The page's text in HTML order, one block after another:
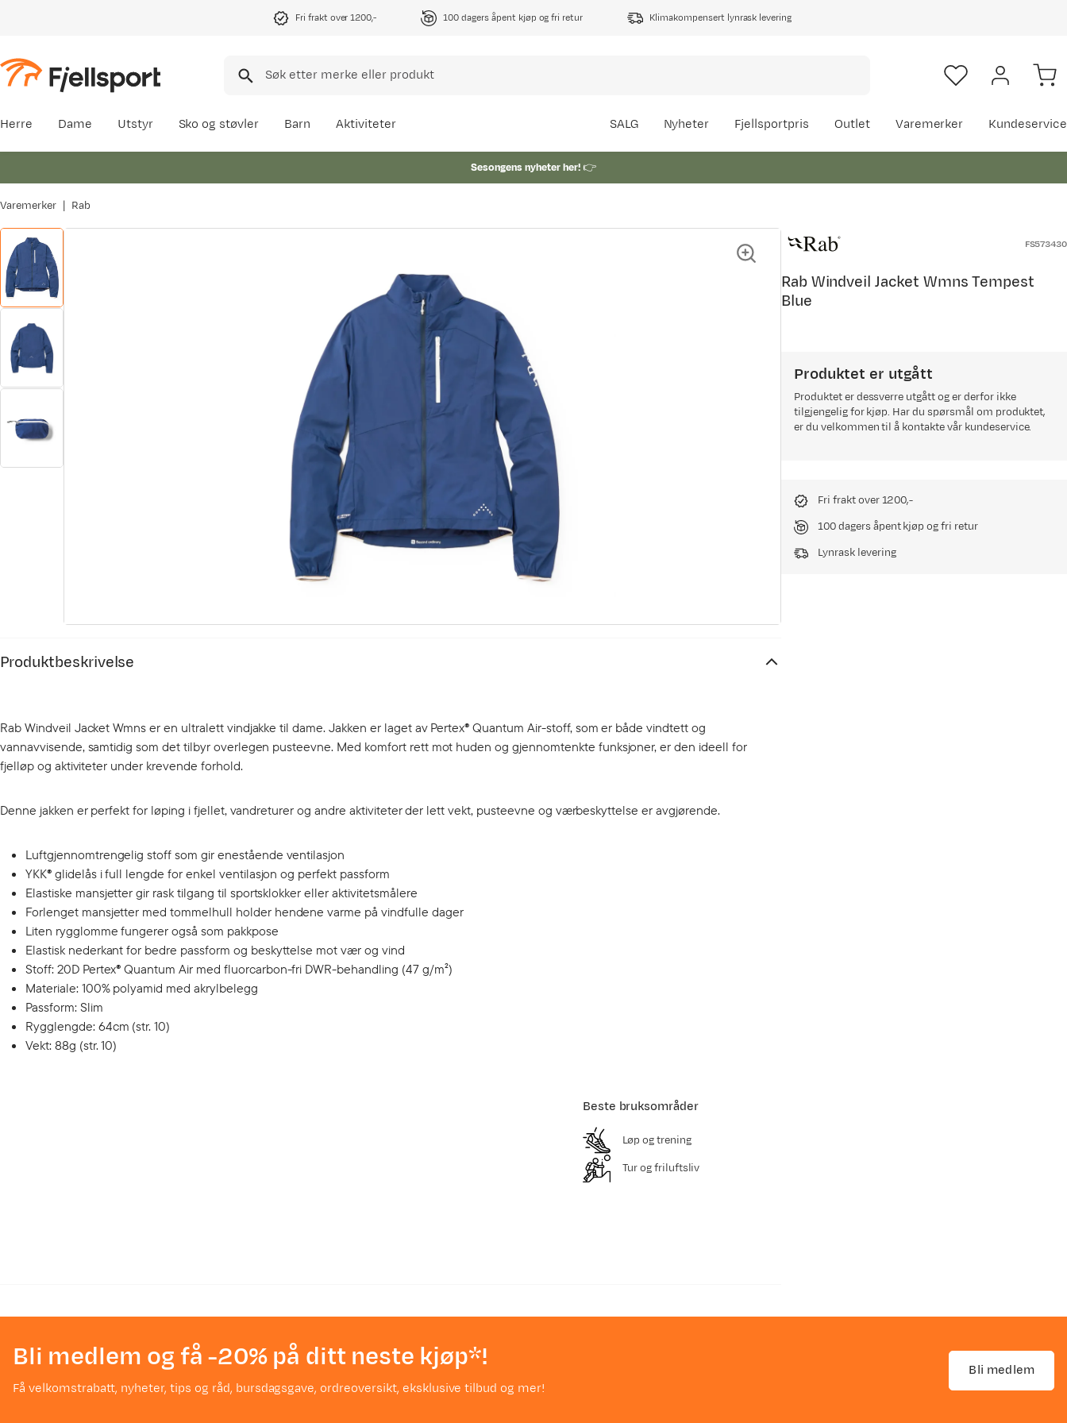
Fri frakt over 1200,- 100 dagers åpent kjøp og fri retur Klimakompensert lynrask levering
Herre Dame Utstyr Sko og støvler Barn Aktiviteter SALG Nyheter Fjellsportpris Outlet Varemerker Kundeservice
Sesongens nyheter her!👉
Varemerker Rab
Produktbeskrivelse
Rab Windveil Jacket Wmns er en ultralett vindjakke til dame. Jakken er laget av Pertex® Quantum Air-stoff, som er både vindtett og
vannavvisende, samtidig som det tilbyr overlegen pusteevne. Med komfort rett mot huden og gjennomtenkte funksjoner, er den ideell for
fjelløp og aktiviteter under krevende forhold.
Denne jakken er perfekt for løping i fjellet, vandreturer og andre aktiviteter der lett vekt, pusteevne og værbeskyttelse er avgjørende.
Luftgjennomtrengelig stoff som gir enestående ventilasjon
YKK® glidelås i full lengde for enkel ventilasjon og perfekt passform
Elastiske mansjetter gir rask tilgang til sportsklokker eller aktivitetsmålere
Forlenget mansjetter med tommelhull holder hendene varme på vindfulle dager
Liten rygglomme fungerer også som pakkpose
Elastisk nederkant for bedre passform og beskyttelse mot vær og vind
Stoff: 20D Pertex® Quantum Air med fluorcarbon-fri DWR-behandling (47 g/m²)
Materiale: 100% polyamid med akrylbelegg
Passform: Slim
Rygglengde: 64cm (str. 10)
Vekt: 88g (str. 10)
Beste bruksområder
Løp og trening
Tur og friluftsliv
FS573430
Rab Windveil Jacket Wmns Tempest
Blue
Produktet er utgått
Produktet er dessverre utgått og er derfor ikke
tilgjengelig for kjøp. Har du spørsmål om produktet,
er du velkommen til å kontakte vår kundeservice.
Fri frakt over 1200,-
100 dagers åpent kjøp og fri retur
Lynrask levering
Bli medlem og få -20% på ditt neste kjøp*!
Få velkomstrabatt, nyheter, tips og råd, bursdagsgave, ordreoversikt, eksklusive tilbud og mer!
Bli medlem